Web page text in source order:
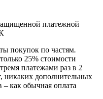
платежной
покупок по частям.
25% стоимости
платежами раз в 2
никаких дополнительных
как обычная оплата